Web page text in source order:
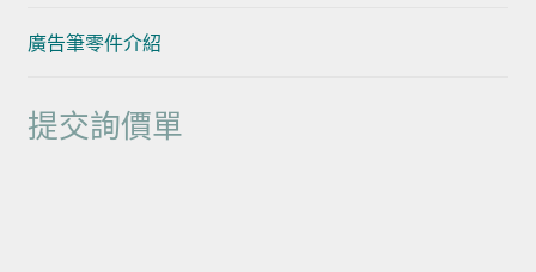
廣告筆零件介紹
提交詢價單